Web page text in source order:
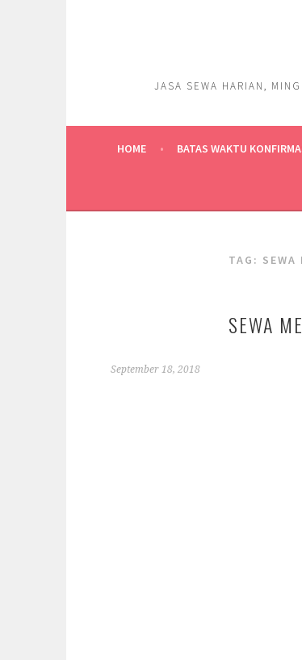
JASA SEWA HARIAN,
HOME BATAS WAKTU
TAG: SEWA
SEWA
September 18, 2018